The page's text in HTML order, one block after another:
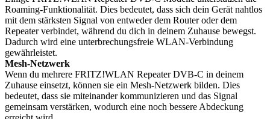
Roaming-Funktionalität. Dies bedeutet, dass sich dein Gerät nahtlos
mit dem stärksten Signal von entweder dem Router oder dem
Repeater verbindet, während du dich in deinem Zuhause bewegst.
Dadurch wird eine unterbrechungsfreie WLAN-Verbindung
gewährleistet.
Mesh-Netzwerk
Wenn du mehrere FRITZ!WLAN Repeater DVB-C in deinem
Zuhause einsetzt, können sie ein Mesh-Netzwerk bilden. Dies
bedeutet, dass sie miteinander kommunizieren und das Signal
gemeinsam verstärken, wodurch eine noch bessere Abdeckung